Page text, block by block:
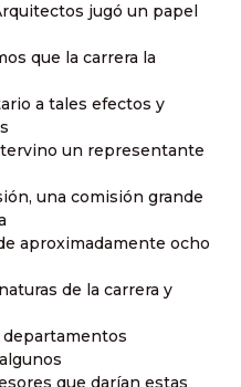
jugó un papel
que la carrera la
a tales efectos y
un representante
una comisión grande
aproximadamente ocho
de la carrera y
que darían estas